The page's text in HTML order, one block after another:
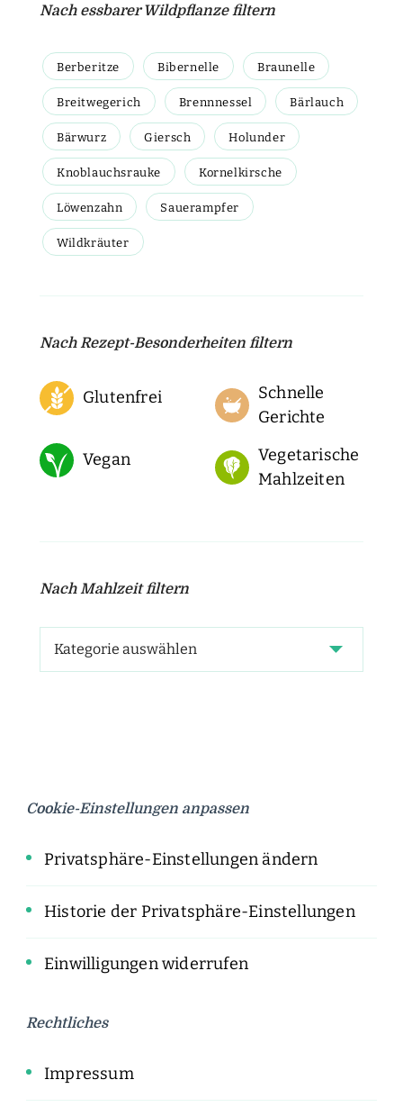
Nach essbarer Wildpflanze filtern
Berberitze Bibernelle Braunelle
Breitwegerich Brennnessel Bärlauch
Bärwurz Giersch Holunder
Knoblauchsrauke Kornelkirsche
Löwenzahn Sauerampfer
Wildkräuter
Nach Rezept-Besonderheiten filtern
Glutenfrei
Schnelle
Gerichte
Vegan
Vegetarische
Mahlzeiten
Nach Mahlzeit filtern
Cookie-Einstellungen anpassen
Privatsphäre-Einstellungen ändern
Historie der Privatsphäre-Einstellungen
Einwilligungen widerrufen
Rechtliches
Impressum